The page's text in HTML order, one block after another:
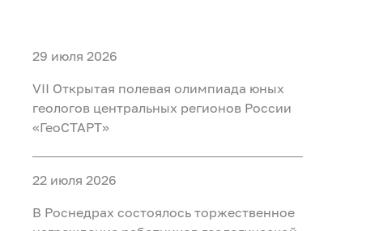
29 июля 2026
VII Открытая полевая олимпиада юных
геологов центральных регионов России
«ГеоСТАРТ»
22 июля 2026
В Роснедрах состоялось торжественное